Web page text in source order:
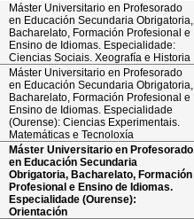
Máster Universitario en Profesorado
en Educación Secundaria Obrigatoria,
Bacharelato, Formación Profesional e
Ensino de Idiomas. Especialidade:
Ciencias Sociais. Xeografía e Historia
Máster Universitario en Profesorado
en Educación Secundaria Obrigatoria,
Bacharelato, Formación Profesional e
Ensino de Idiomas. Especialidade
(Ourense): Ciencias Experimentais.
Matemáticas e Tecnoloxía
Máster Universitario en Profesorado
en Educación Secundaria
Obrigatoria, Bacharelato, Formación
Profesional e Ensino de Idiomas.
Especialidade (Ourense):
Orientación